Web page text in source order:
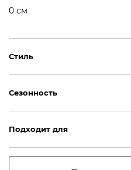
0 см
Стиль
Сезонность
Подходит для